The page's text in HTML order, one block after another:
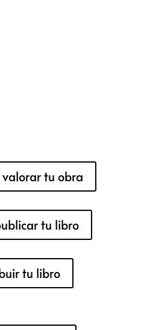
valorar tu obra
tu libro
tu libro